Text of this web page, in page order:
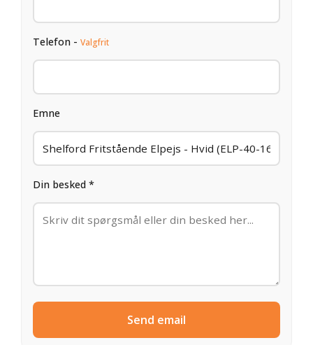
Telefon - Valgfrit
Emne
Din besked *
Send email